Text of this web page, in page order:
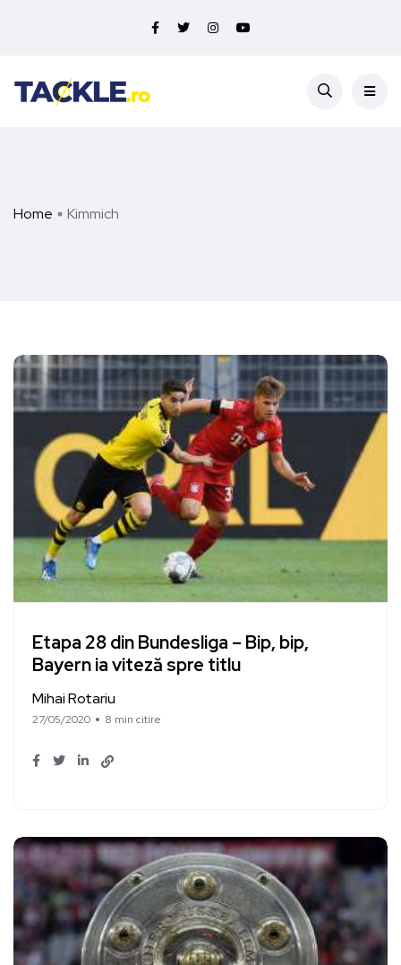
Home Kimmich
Etapa 28 din Bundesliga – Bip, bip,
Bayern ia viteză spre titlu
Mihai Rotariu
27/05/2020 8 min citire